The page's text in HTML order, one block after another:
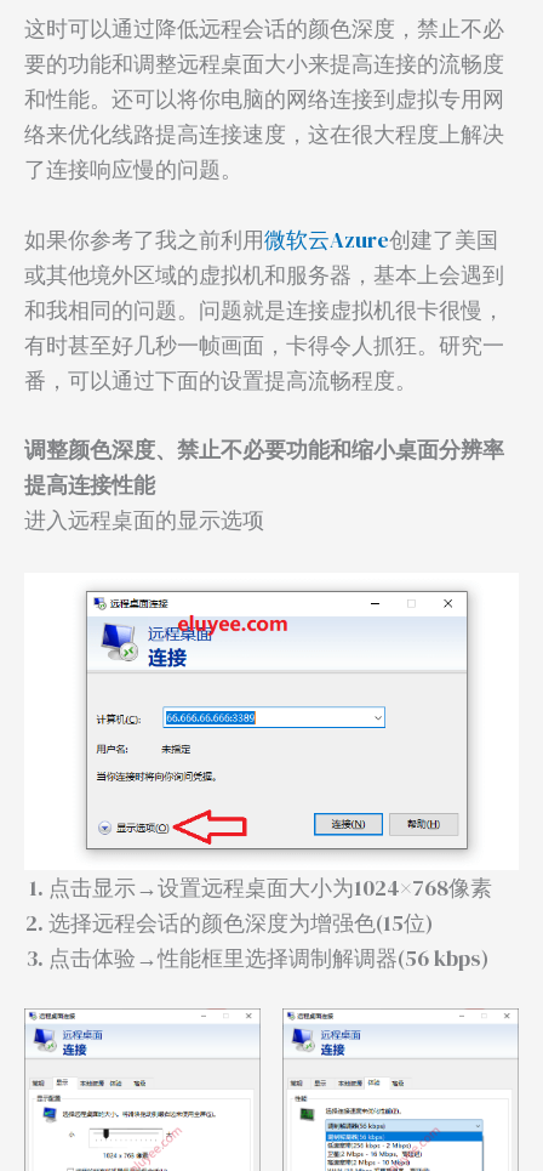
这时可以通过降低远程会话的颜色深度，禁止不必
要的功能和调整远程桌面大小来提高连接的流畅度
和性能。还可以将你电脑的网络连接到虚拟专用网
络来优化线路提高连接速度，这在很大程度上解决
了连接响应慢的问题。
如果你参考了我之前利用微软云Azure创建了美国
或其他境外区域的虚拟机和服务器，基本上会遇到
和我相同的问题。问题就是连接虚拟机很卡很慢，
有时甚至好几秒一帧画面，卡得令人抓狂。研究一
番，可以通过下面的设置提高流畅程度。
调整颜色深度、禁止不必要功能和缩小桌面分辨率
提高连接性能
进入远程桌面的显示选项
点击显示→设置远程桌面大小为1024×768像素
选择远程会话的颜色深度为增强色(15位)
点击体验→性能框里选择调制解调器(56 kbps)